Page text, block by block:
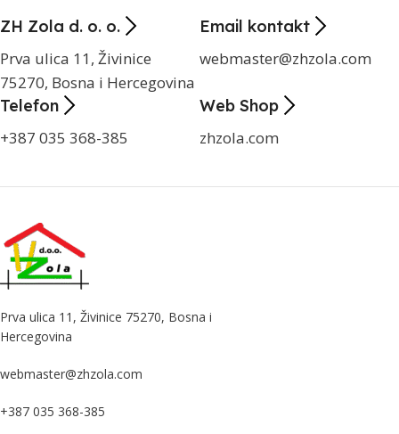
ZH Zola d. o. o.
Prva ulica 11, Živinice
75270, Bosna i Hercegovina
Email kontakt
webmaster@zhzola.com
Telefon
+387 035 368-385
Web Shop
zhzola.com
Prva ulica 11, Živinice 75270, Bosna i
Hercegovina
webmaster@zhzola.com
+387 035 368-385